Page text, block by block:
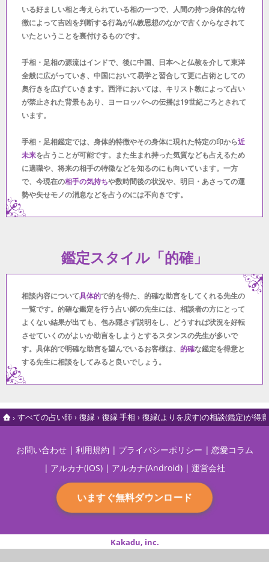
いる好ましい相と考えられている相の一つで、人間の持つ身体的な特
徴によって吉凶を判断する行為が仏教思想のなかで古くからなされて
いたということを裏付けるものです。
手相・足相の源流はインドで、後に中国、日本へと仏教を介して東洋
全般に広がっていき、中国において易学と習合して更に占術としての
奥行きを広げていきます。西洋においては、キリスト教によって占い
が禁止された背景もあり、ヨーロッパへの伝播は19世紀ごろとされて
います。
手相・足相鑑定では、身体的特徴やその身体に現れた特定の印から近
未来を占うことが可能です。また生まれ持った気質なども占えるため
に適職や、将来の相手の特徴などを知るのにも向いています。一方
で、今現在の相手の気持ちや数時間後の状況や、明日・あさっての運
勢や失せモノの消息などを占うのには不向きです。
鑑定スタイル「的確」
相談内容について具体的で的を得た、的確な助言をしてくれる先生の
一覧です。的確な鑑定を行う占い師の先生には、相談者の方にとって
よくない結果が出ても、包み隠さず説明をし、どうすれば状況を好転
させていくのがよいか助言をしようとするスタンスの先生が多いで
す。具体的で明確な助言を望んでいるお客様は、 的確な鑑定を得意と
する先生に相談をしてみると良いでしょう。
すべての占い師 復縁 復縁 手相 復縁(よりを戻す)の相談(鑑定)が得
お問い合わせ 利用規約 プライバシーポリシー
恋愛コラム
アルカナ(iOS)
アルカナ(Android) 運営会社
Kakadu, inc.
いますぐ無料ダウンロード